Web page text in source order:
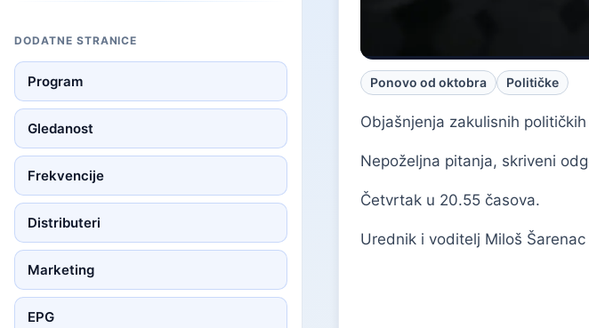
DODATNE STRANICE
Program
Gledanost
Frekvencije
Distributeri
Marketing
EPG
Ponovo od oktobra Političke
Objašnjenja zakulisnih
Nepoželjna pitanja, skriveni
Četvrtak u 20.55 časova.
Urednik i voditelj Miloš Šarenac